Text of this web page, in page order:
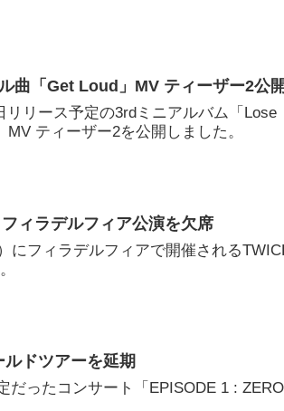
リリース予定の3rdミニアルバム「Lose
ティーザー2を公開しました。
にフィラデルフィアで開催されるTWICE
ったコンサート「EPISODE 1 : ZERO